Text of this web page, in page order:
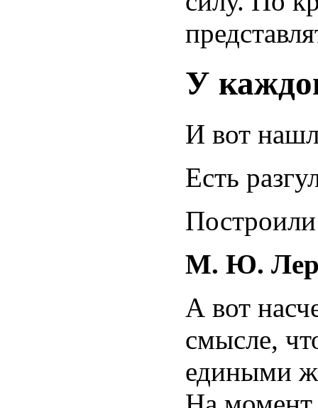
У
И вот
Есть
М. Ю.
А вот
смысле,
едиными